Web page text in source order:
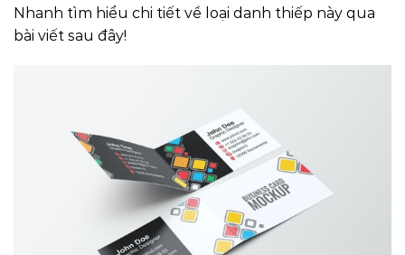
Nhanh tìm hiểu chi tiết về loại danh thiếp này qua
bài viết sau đây!